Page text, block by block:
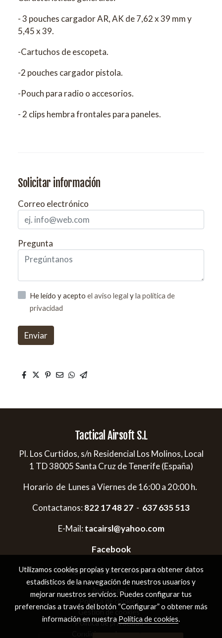
- 3 pouches cargador AR, AK de 7,62 x 39 mm y
5,45 x 39.
-Cartuchos de escopeta.
-2 pouches cargador pistola.
-Pouch para radio o accesorios.
- 2 clips hembra frontales para paneles.
Solicitar información
Correo electrónico
Pregunta
He leído y acepto el aviso legal yla política de
privacidad
Enviar
Tactical Airsoft S.L
Pl. Los Curtidos, s/n Residencial Los Molinos, Local
1 TD 38005 Santa Cruz de Tenerife (España)
Horario de Lunes a Viernes de 16:00 a 20:00 h.
Contactanos: 822 17 48 27 - 637 635 513
E-Mail: tacairsl@yahoo.com
Facebook
Instagram:@tacticalairsoftsl
Aviso legal
Gestión de cookies
Política de privacidad
Utilizamos cookies propias y terceros para obtener datos
estadísticos de la navegación de nuestros usuarios y
mejorar nuestros servicios. Puedes configurar tus
preferencias a través del botón “Configurar” o obtener más
información en nuestra Política de cookies.